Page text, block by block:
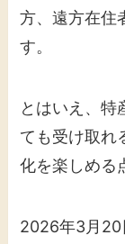
方、遠方在住
す。
とはいえ、特
ても受け取れ
化を楽しめる
2026年3月20